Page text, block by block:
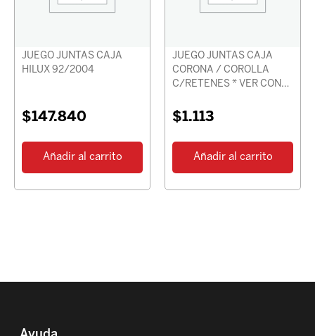
JUEGO JUNTAS CAJA
HILUX 92/2004
$147.840
Añadir al carrito
JUEGO JUNTAS CAJA
CORONA / COROLLA
C/RETENES * VER CON
$1.113
Añadir al carrito